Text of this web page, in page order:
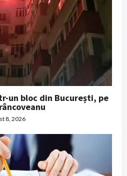
un bloc din București, pe
8, 2026